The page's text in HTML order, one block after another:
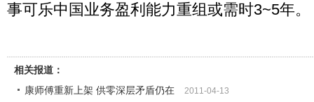
事可乐中国业务盈利能力重组或需时3~5年。
相关报道：
康师傅重新上架 供零深层矛盾仍在
2011-04-13